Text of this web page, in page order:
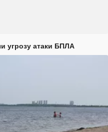
угрозу атаки БПЛА